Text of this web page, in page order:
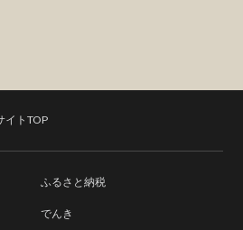
イトTOP
ふるさと納税
でんき